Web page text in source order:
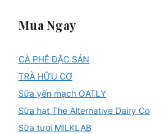
Mua Ngay
CÀ PHÊ ĐẶC SẢN
TRÀ HỮU CƠ
Sữa yến mạch OATLY
Sữa hạt The Alternative Dairy Co
Sữa tươi MILKLAB